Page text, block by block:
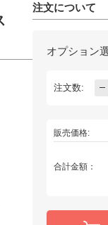
注文について
オプション
注文数:
販売価格:
合計金額：